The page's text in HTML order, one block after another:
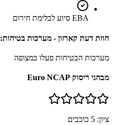
EBA סיוע לבלימת חירום
חוות דעת קארזון - מערכות בטיחות:
מערכות הבטיחות פעלו כמצופה
מבחני ריסוק Euro NCAP
ציון: 5 כוכבים